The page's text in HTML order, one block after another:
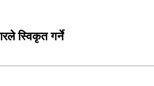
स्विकृत गर्ने